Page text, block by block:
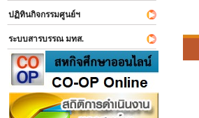
ปฏิทินกิจกรรมศูนย์ฯ
ระบบสารบรรณ มทส.